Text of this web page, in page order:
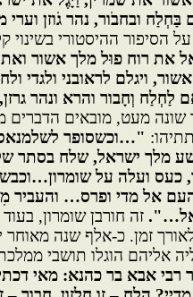
בַּחְלַח ובחבֹור, נהר גֹוזן וערי
על הסיפור ההיסטורי בשינוי
את רוח פוּל מלך אשור
ויגלם לראובני ולגדי
לַחְלַח וְחָבור והרא ונהר
שונה מעט, מובאים הדברים
"…וכשסופר
מלך ישראל, שלח בסתר
כעס ועלה על
אל מדי ופרס… והעביר
זה חורבן שומרון,
זמן. כ-אלף שנה
אליהם הוגלו תושבי
רבי אבא בר כהנא: מאי